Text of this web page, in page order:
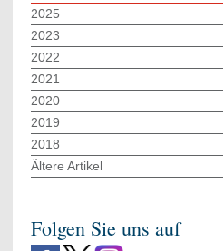
2025
2023
2022
2021
2020
2019
2018
Ältere Artikel
Folgen Sie uns auf